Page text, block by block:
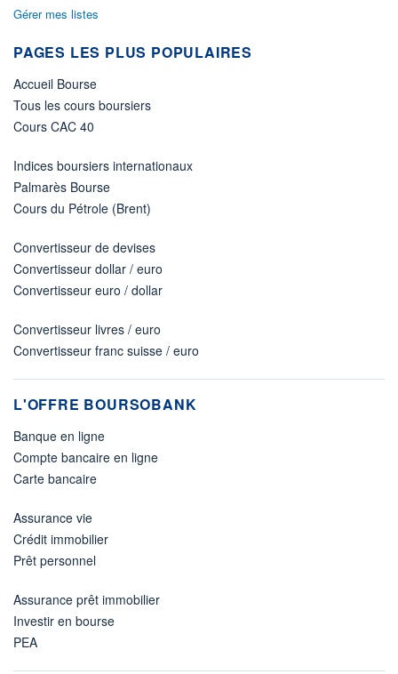
Gérer mes listes
PAGES LES PLUS POPULAIRES
Accueil Bourse
Tous les cours boursiers
Cours CAC 40
Indices boursiers internationaux
Palmarès Bourse
Cours du Pétrole (Brent)
Convertisseur de devises
Convertisseur dollar / euro
Convertisseur euro / dollar
Convertisseur livres / euro
Convertisseur franc suisse / euro
L'OFFRE BOURSOBANK
Banque en ligne
Compte bancaire en ligne
Carte bancaire
Assurance vie
Crédit immobilier
Prêt personnel
Assurance prêt immobilier
Investir en bourse
PEA